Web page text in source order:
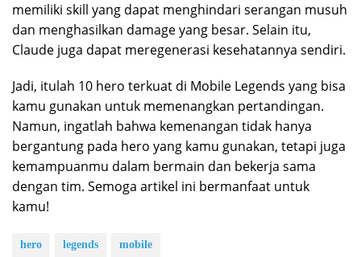
memiliki skill yang dapat menghindari serangan musuh
dan menghasilkan damage yang besar. Selain itu,
Claude juga dapat meregenerasi kesehatannya sendiri.
Jadi, itulah 10 hero terkuat di Mobile Legends yang bisa
kamu gunakan untuk memenangkan pertandingan.
Namun, ingatlah bahwa kemenangan tidak hanya
bergantung pada hero yang kamu gunakan, tetapi juga
kemampuanmu dalam bermain dan bekerja sama
dengan tim. Semoga artikel ini bermanfaat untuk
kamu!
hero legends mobile